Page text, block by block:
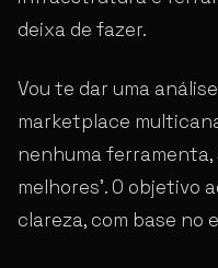
deixa de fazer.
Vou te dar uma
marketplace
nenhuma ferramenta,
melhores’. O objetivo
clareza, com base no